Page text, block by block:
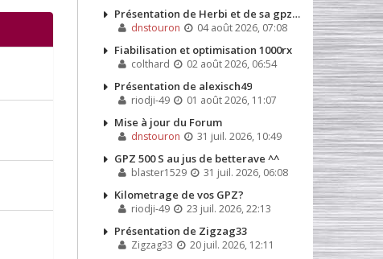
Présentation de Herbi et de sa gpz 500s de 1991
dnstouron 04 août 2026, 07:08
Fiabilisation et optimisation 1000rx
colthard 02 août 2026, 06:54
Présentation de alexisch49
riodji-49 01 août 2026, 11:07
Mise à jour du Forum
dnstouron 31 juil. 2026, 10:49
GPZ 500 S au jus de betterave ^^
blaster1529 31 juil. 2026, 06:08
Kilometrage de vos GPZ?
riodji-49 23 juil. 2026, 22:13
Présentation de Zigzag33
Zigzag33 20 juil. 2026, 12:11